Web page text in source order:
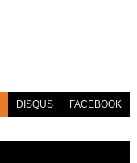
DISQUS FACEBOOK